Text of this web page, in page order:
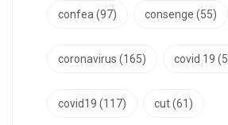
confea(97) consenge (55)
coronavirus (165) covid 19
covid19 (117) cut(61)